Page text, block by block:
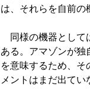
は、それらを自前の
同様の機器として
ある。アマゾンが独
を意味するため、そ
メントはまだ出てい